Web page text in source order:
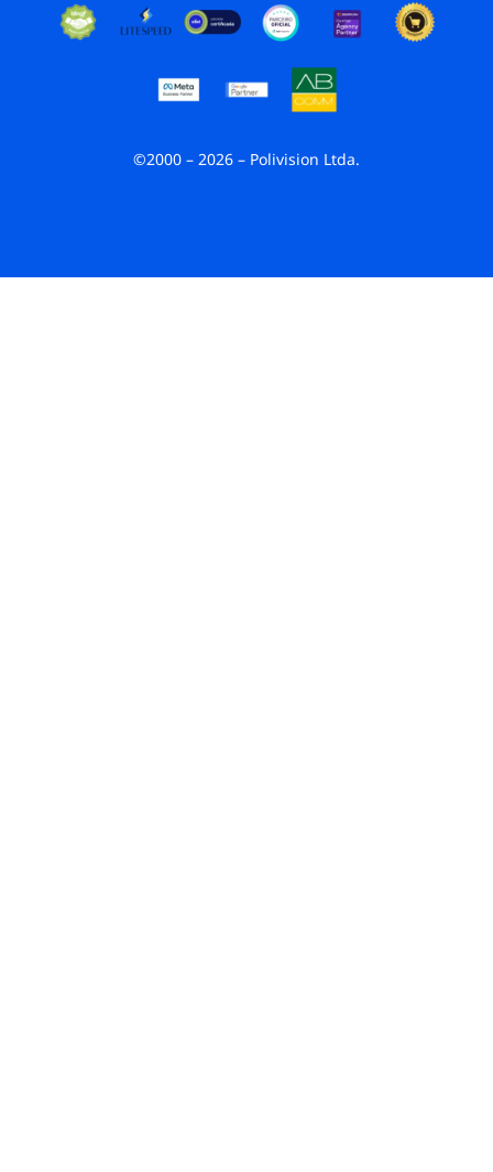
©2000 – 2026 – Polivision Ltda.